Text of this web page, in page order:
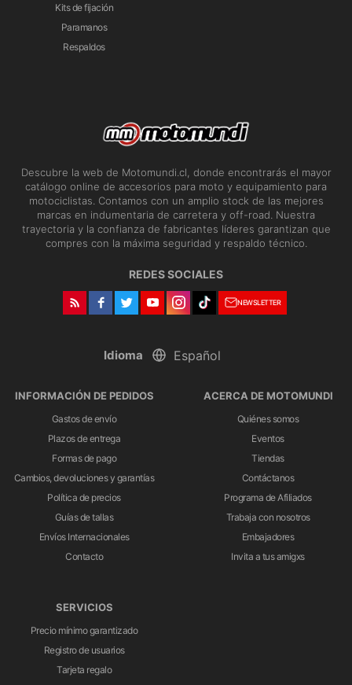
Kits de fijación
Paramanos
Respaldos
Descubre la web de Motomundi.cl, donde encontrarás el mayor
catálogo online de accesorios para moto y equipamiento para
motociclistas. Contamos con un amplio stock de las mejores
marcas en indumentaria de carretera y off-road. Nuestra
trayectoria y la confianza de fabricantes líderes garantizan que
compres con la máxima seguridad y respaldo técnico.
REDES SOCIALES
NEWSLETTER
Idioma
INFORMACIÓN DE PEDIDOS
Gastos de envío
Plazos de entrega
Formas de pago
Cambios, devoluciones y garantías
Política de precios
Guías de tallas
Envíos Internacionales
Contacto
ACERCA DE MOTOMUNDI
Quiénes somos
Eventos
Tiendas
Contáctanos
Programa de Afiliados
Trabaja con nosotros
Embajadores
Invita a tus amigxs
SERVICIOS
Precio mínimo garantizado
Registro de usuarios
Tarjeta regalo